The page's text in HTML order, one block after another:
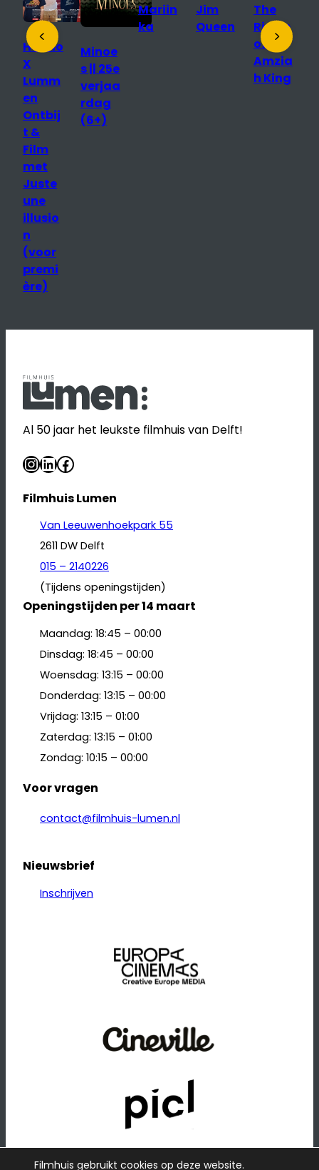
Hanno
X
Lumm
en
Ontbij
t &
Film
met
Juste
une
illusio
n
(voor
premi
ère)
Minoe
s || 25e
verjaa
rdag
(6+)
Mariin
ka
Jim
Queen
The
Rivals
of
Amzia
h King
Al 50 jaar het leukste filmhuis van Delft!
InstagramLinkedIn Facebook
Filmhuis Lumen
Van Leeuwenhoekpark 55
2611 DW Delft
015 – 2140226
(Tijdens openingstijden)
Openingstijden per 14 maart
Maandag: 18:45 – 00:00
Dinsdag: 18:45 – 00:00
Woensdag: 13:15 – 00:00
Donderdag: 13:15 – 00:00
Vrijdag: 13:15 – 01:00
Zaterdag: 13:15 – 01:00
Zondag: 10:15 – 00:00
Voor vragen
contact@filmhuis-lumen.nl
Nieuwsbrief
Inschrijven
Filmhuis gebruikt cookies op deze website.